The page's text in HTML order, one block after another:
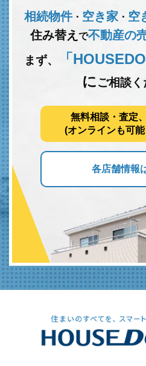
相続物件･ 空き家 ･ 空
住み替え で不動産の
まず、
「
にご相談く
無料相談・査定
(オンラインも可
各店舗情報